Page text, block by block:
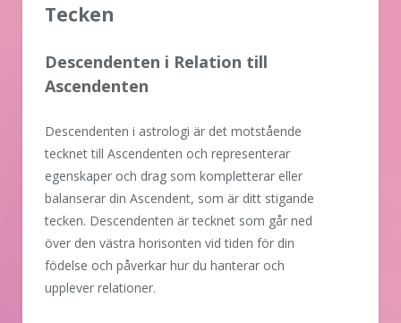
Tecken
Descendenten i Relation till
Ascendenten
Descendenten i astrologi är det motstående
tecknet till Ascendenten och representerar
egenskaper och drag som kompletterar eller
balanserar din Ascendent, som är ditt stigande
tecken. Descendenten är tecknet som går ned
över den västra horisonten vid tiden för din
födelse och påverkar hur du hanterar och
upplever relationer.